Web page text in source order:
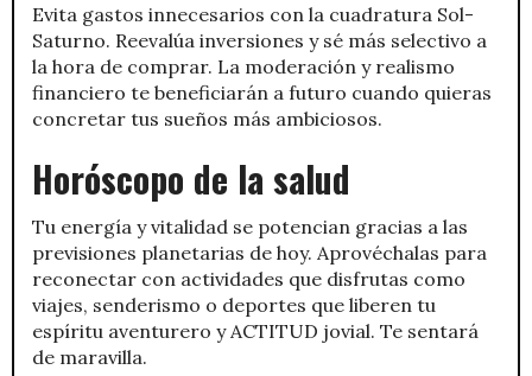
Evita gastos innecesarios con la cuadratura Sol-
Saturno. Reevalúa inversiones y sé más selectivo a
la hora de comprar. La moderación y realismo
financiero te beneficiarán a futuro cuando quieras
concretar tus sueños más ambiciosos.
Horóscopo de la salud
Tu energía y vitalidad se potencian gracias a las
previsiones planetarias de hoy. Aprovéchalas para
reconectar con actividades que disfrutas como
viajes, senderismo o deportes que liberen tu
espíritu aventurero y ACTITUD jovial. Te sentará
de maravilla.